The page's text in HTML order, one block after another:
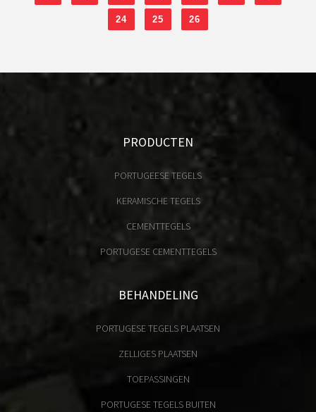
24 25 26
PRODUCTEN
PORTUGEESE TEGELS
KERAMISCHE TEGELS
CEMENTTEGELS
PORTUGESE CEMENTTEGELS
BEHANDELING
PORTUGESE TEGELS PLAATSEN
ZELLIGES PLAATSEN
TOEPASSINGEN
PORTUGESE TEGELS BUITEN